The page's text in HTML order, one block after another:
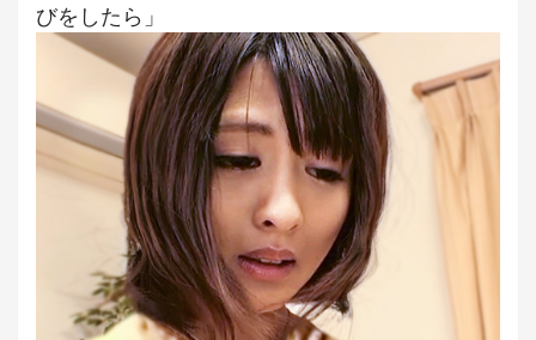
びをしたら」